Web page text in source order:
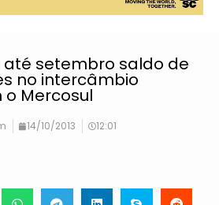
até setembro saldo de
no intercâmbio
Mercosul
14/10/2013 12:01